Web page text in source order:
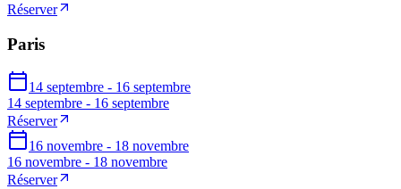
Réserver
Paris
14 septembre - 16 septembre
14 septembre - 16 septembre
Réserver
16 novembre - 18 novembre
16 novembre - 18 novembre
Réserver